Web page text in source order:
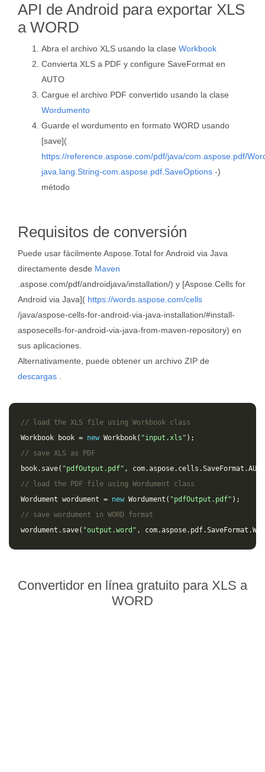
API de Android para exportar XLS
a WORD
Abra el archivo XLS usando la clase Workbook
Convierta XLS a PDF y configure SaveFormat en
AUTO
Cargue el archivo PDF convertido usando la clase
Wordumento
Guarde el wordumento en formato WORD usando
[save](
https://reference.aspose.com/pdf/java/com.aspose.pdf/
java.lang.String-com.aspose.pdf.SaveOptions -)
método
Requisitos de conversión
Puede usar fácilmente Aspose.Total for Android via Java
directamente desde Maven
.aspose.com/pdf/androidjava/installation/) y [Aspose.Cells for
Android via Java]( https://words.aspose.com/cells
/java/aspose-cells-for-android-via-java-installation/#install-
asposecells-for-android-via-java-from-maven-repository) en
sus aplicaciones.
Alternativamente, puede obtener un archivo ZIP de
descargas
// load the XLS file using Workbook class
Workbook
book = new Workbook( "input.xls" );
// save XLS as PDF
book. save( "pdfOutput.pdf" , com.aspose. cells .SaveFormat .AUTO
// load the PDF file using Wordument class
Wordument wordument = new Wordument ( "pdfOutput.pdf" );
// save wordument in WORD format
wordument . save( "output.word" , com.aspose. pdf.SaveFormat .
Convertidor en línea gratuito para XLS a
WORD